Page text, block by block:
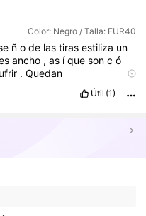
Color: Negro / Talla: EUR40
ñ o de las tiras estiliza un
ancho ,as íquesoncó
.Quedan
a
alcaminar.
Útil (1)